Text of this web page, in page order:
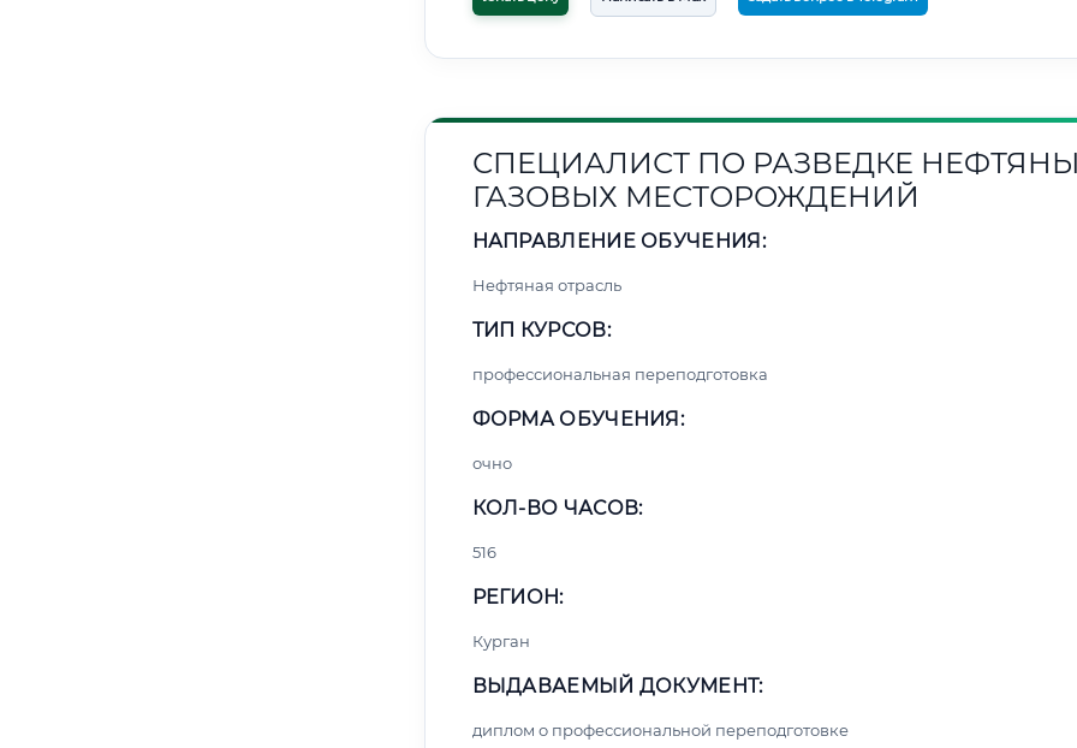
СПЕЦИАЛИСТ ПО РАЗВЕДКЕ
ГАЗОВЫХ МЕСТОРОЖДЕНИЙ
НАПРАВЛЕНИЕ ОБУЧЕНИЯ:
Нефтяная отрасль
ТИП КУРСОВ:
профессиональная переподготовка
ФОРМА ОБУЧЕНИЯ:
очно
КОЛ-ВО ЧАСОВ:
516
РЕГИОН:
Курган
ВЫДАВАЕМЫЙ ДОКУМЕНТ:
диплом о профессиональной переподготовке